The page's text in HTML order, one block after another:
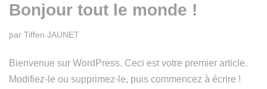
Bonjour tout le monde !
par Tiffen JAUNET
Bienvenue sur WordPress. Ceci est votre premier article.
Modifiez-le ou supprimez-le, puis commencez à écrire !